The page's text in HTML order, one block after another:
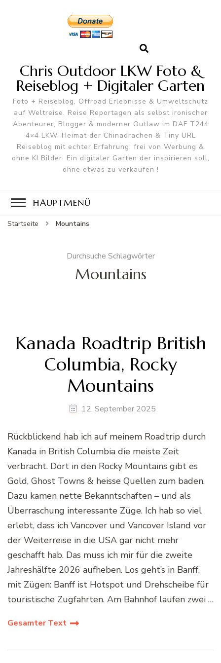
Chris Outdoor LKW Foto &
Reiseblog + Digitaler Garten
Foto + Reiseblog, Offroad Erlebnisse & Umweltschutz
auf Weltreise. Reise Reportagen als selbst ironischer
Abenteurer, Blogger & moderner Outlaw im DAF T244
4×4 LKW. Heimat der Chinadrachen & Tiny URL
Reiseblog mit echter Erfahrung, frei von Werbung &
ohne KI Bilder. Ein digitaler Garten der inspirieren soll,
ohne etwas zu verkaufen !
HAUPTMENÜ
Startseite Mountains
Durchsuche Schlagwörter
Mountains
Kanada Roadtrip British
Columbia, Rocky
Mountains
12. September 2025
Rückblickend hab ich auf meinem Roadtrip durch
Kanada in British Columbia die meiste Zeit
verbracht. Dort in den Rocky Mountains gibt es
Gold, Ghost Towns & heisse Quellen zum baden.
Dazu kamen nette Bekanntschaften – und als
Überraschung interessante Züge. Ich hab so viel
erlebt, dass ich Vancover und Vancover Island vor
der Weiterreise in die USA gar nicht mehr
geschafft hab. Das muss ich mir für die zweite
Jahreshälfte 2026 aufheben. Los geht’s in Banff,
mit Zügen: Banff ist Hotspot und Drehscheibe für
touristische Zugfahrten. Am Bahnhof laufen zwei …
Gesamter Text